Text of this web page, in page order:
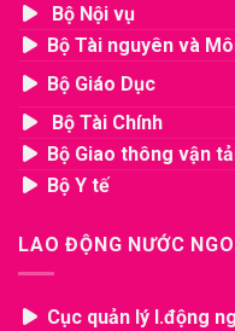
Bộ Nội vụ
Bộ Tài nguyên và
Bộ Giáo Dục
Bộ Tài Chính
Bộ Giao thông vận
Bộ Y tế
LAO ĐỘNG NƯỚC
Cục quản lý l.động